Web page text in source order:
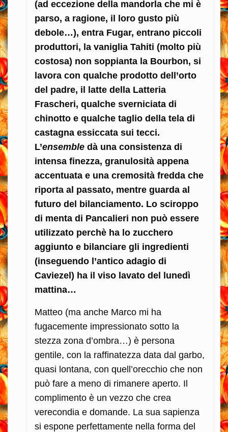
(ad eccezione della mandorla che mi è
parso, a ragione, il loro gusto più
debole…), entra Fugar, entrano piccoli
produttori, la vaniglia Tahiti (molto più
costosa) non soppianta la Bourbon, si
lavora con qualche prodotto dell’orto
del padre, il latte della Latteria
Frascheri, qualche sverniciata di
chinotto e qualche taglio della tela di
castagna essiccata sui tecci.
L’ensemble dà una consistenza di
intensa finezza, granulosità appena
accentuata e una cremosità fredda che
riporta al passato, mentre guarda al
futuro del bilanciamento. Lo sciroppo
di menta di Pancalieri non può essere
utilizzato perchè ha lo zucchero
aggiunto e bilanciare gli ingredienti
(inseguendo l’antico adagio di
Caviezel) ha il viso lavato del lunedì
mattina…
Matteo (ma anche Marco mi ha
fugacemente impressionato sotto la
stezza zona d’ombra…) è persona
gentile, con la raffinatezza data dal garbo,
quasi lontana, con quell’orecchio che non
può fare a meno di rimanere aperto. Il
complimento è un vezzo che crea
verecondia e domande. La sua sapienza
si espone perfettamente nella forma del